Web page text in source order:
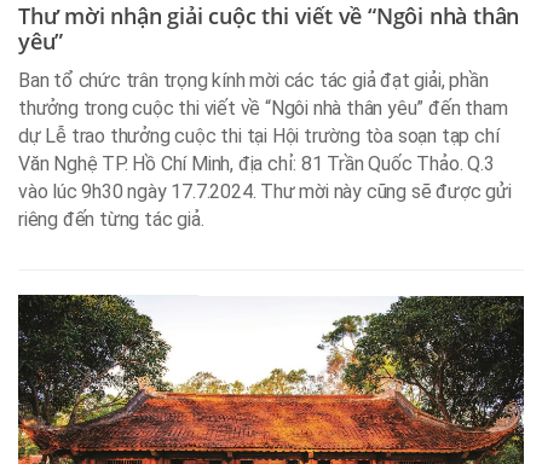
Thư mời nhận giải cuộc thi viết về “Ngôi nhà thân
yêu”
Ban tổ chức trân trọng kính mời các tác giả đạt giải, phần
thưởng trong cuộc thi viết về “Ngôi nhà thân yêu” đến tham
dự Lễ trao thưởng cuộc thi tại Hội trường tòa soạn tạp chí
Văn Nghệ TP. Hồ Chí Minh, địa chỉ: 81 Trần Quốc Thảo. Q.3
vào lúc 9h30 ngày 17.7.2024. Thư mời này cũng sẽ được gửi
riêng đến từng tác giả.